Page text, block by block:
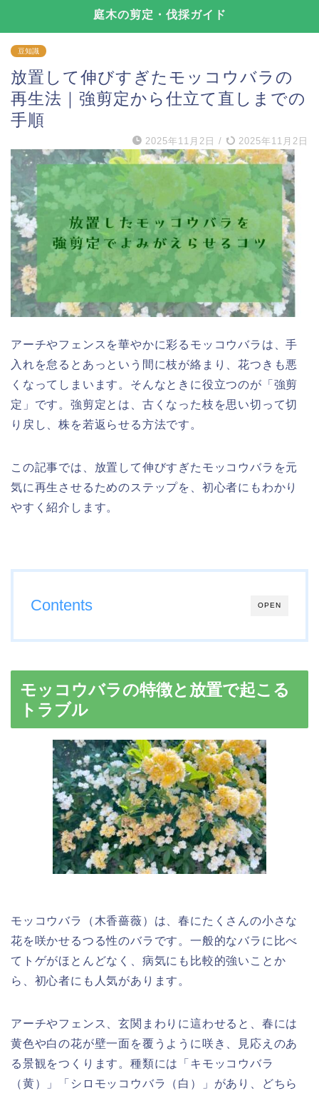
庭木の剪定・伐採ガイド
豆知識
放置して伸びすぎたモッコウバラの
再生法｜強剪定から仕立て直しまでの
手順
2025年11月2日 / 2025年11月2日
アーチやフェンスを華やかに彩るモッコウバラは、手
入れを怠るとあっという間に枝が絡まり、花つきも悪
くなってしまいます。そんなときに役立つのが「強剪
定」です。強剪定とは、古くなった枝を思い切って切
り戻し、株を若返らせる方法です。
この記事では、放置して伸びすぎたモッコウバラを元
気に再生させるためのステップを、初心者にもわかり
やすく紹介します。
OPEN
Contents
モッコウバラの特徴と放置で起こる
トラブル
モッコウバラ（木香薔薇）は、春にたくさんの小さな
花を咲かせるつる性のバラです。一般的なバラに比べ
てトゲがほとんどなく、病気にも比較的強いことか
ら、初心者にも人気があります。
アーチやフェンス、玄関まわりに這わせると、春には
黄色や白の花が壁一面を覆うように咲き、見応えのあ
る景観をつくります。種類には「キモッコウバラ
（黄）」「シロモッコウバラ（白）」があり、どちら